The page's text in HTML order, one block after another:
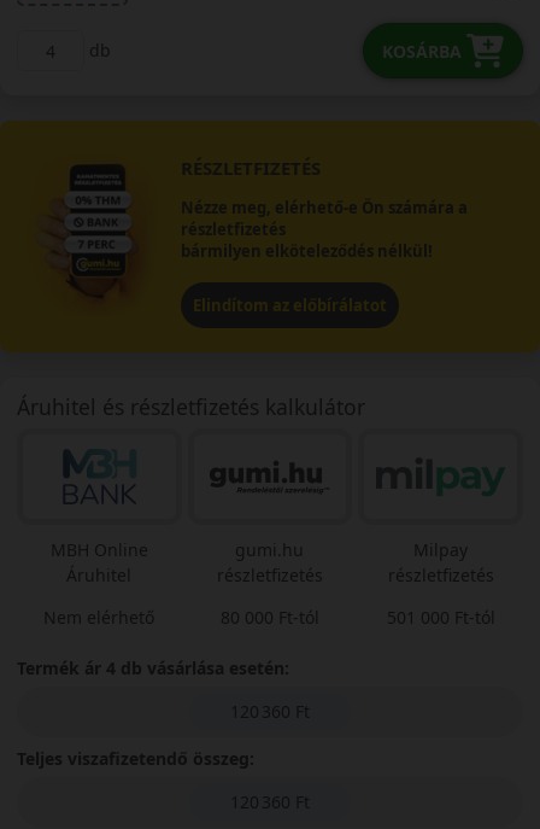
db KOSÁRBA
RÉSZLETFIZETÉS
Nézze meg, elérhető-e Ön számára a
részletfizetés
bármilyen elköteleződés nélkül!
Elindítom az előbírálatot
Áruhitel és részletfizetés kalkulátor
MBH Online
Áruhitel
Nem elérhető
gumi.hu
részletfizetés
80 000 Ft-tól
Milpay
részletfizetés
501 000 Ft-tól
Termék ár 4 db vásárlása esetén:
120 360 Ft
Teljes viszafizetendő összeg:
120 360 Ft